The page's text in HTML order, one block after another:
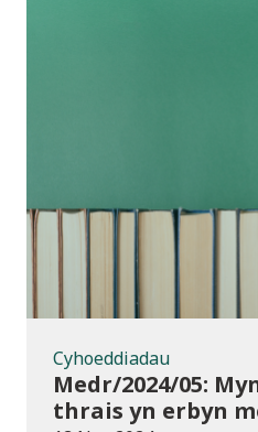
Cyhoeddiadau
Medr/2024/05:
thrais yn erbyn